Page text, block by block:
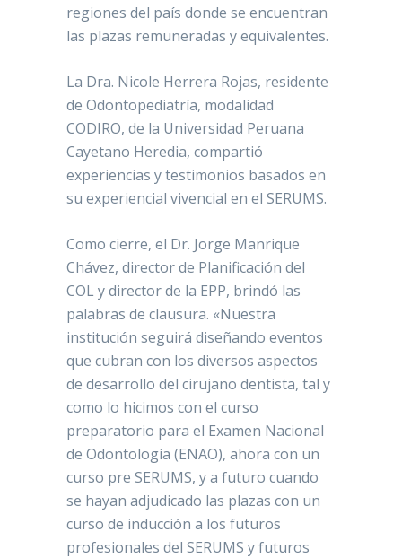
regiones del país donde se encuentran
las plazas remuneradas y equivalentes.
La Dra. Nicole Herrera Rojas, residente
de Odontopediatría, modalidad
CODIRO, de la Universidad Peruana
Cayetano Heredia, compartió
experiencias y testimonios basados en
su experiencial vivencial en el SERUMS.
Como cierre, el Dr. Jorge Manrique
Chávez, director de Planificación del
COL y director de la EPP, brindó las
palabras de clausura. «Nuestra
institución seguirá diseñando eventos
que cubran con los diversos aspectos
de desarrollo del cirujano dentista, tal y
como lo hicimos con el curso
preparatorio para el Examen Nacional
de Odontología (ENAO), ahora con un
curso pre SERUMS, y a futuro cuando
se hayan adjudicado las plazas con un
curso de inducción a los futuros
profesionales del SERUMS y futuros